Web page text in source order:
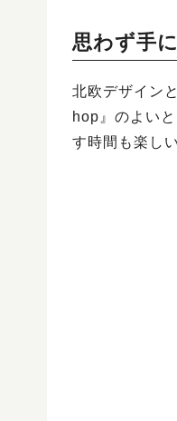
思わず手
北欧デザイン
hop』のよい
す時間も楽し